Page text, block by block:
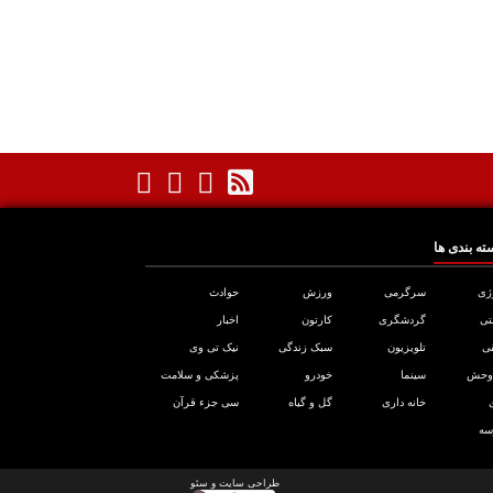
بندی ها
سرگرمی ورزش حوادث
گردشگری کارتون اخبار
تلویزیون سبک زندگی نیک تی وی
وحش سینما خودرو پزشکی و سلامت
خانه داری گل و گیاه سی جزء قرآن
طراحی سایت و سئو